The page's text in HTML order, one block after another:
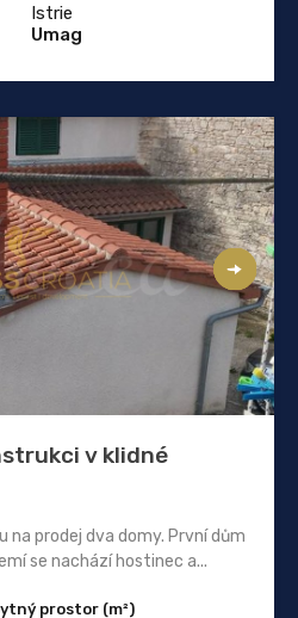
Istrie
Umag
v klidné
na prodej dva domy. První dům
se nachází hostinec a...
prostor (m²)